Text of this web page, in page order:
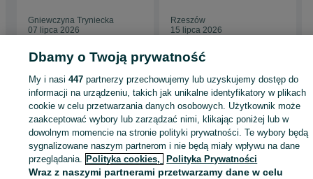
Gniewczyna Tryniecka
07 lipca 2026
Rzeszów
15 lipca 2026
Strona główna Wypożyczalnia Urządzenia, maszyny i narzędzia
Ciężki
sprzęt budowlany
Koparki, ładowarki, wozidła
Koparki, ładowarki, wozidła -
Podkarpackie
Koparki, ładowarki, wozidła - Gniewczyna Tryniecka
KATEGORIA
Dbamy o Twoją prywatność
My i nasi447 partnerzy przechowujemy lub uzyskujemy dostęp do
informacji na urządzeniu, takich jak unikalne identyfikatory w plikach
cookie w celu przetwarzania danych osobowych. Użytkownik może
zaakceptować wybory lub zarządzać nimi, klikając poniżej lub w
dowolnym momencie na stronie polityki prywatności. Te wybory będą
sygnalizowane naszym partnerom i nie będą miały wpływu na dane
przeglądania. Polityka cookies, Polityka Prywatności
Wraz z naszymi partnerami przetwarzamy dane w celu